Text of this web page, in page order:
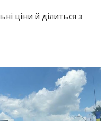
ціни й ділиться з